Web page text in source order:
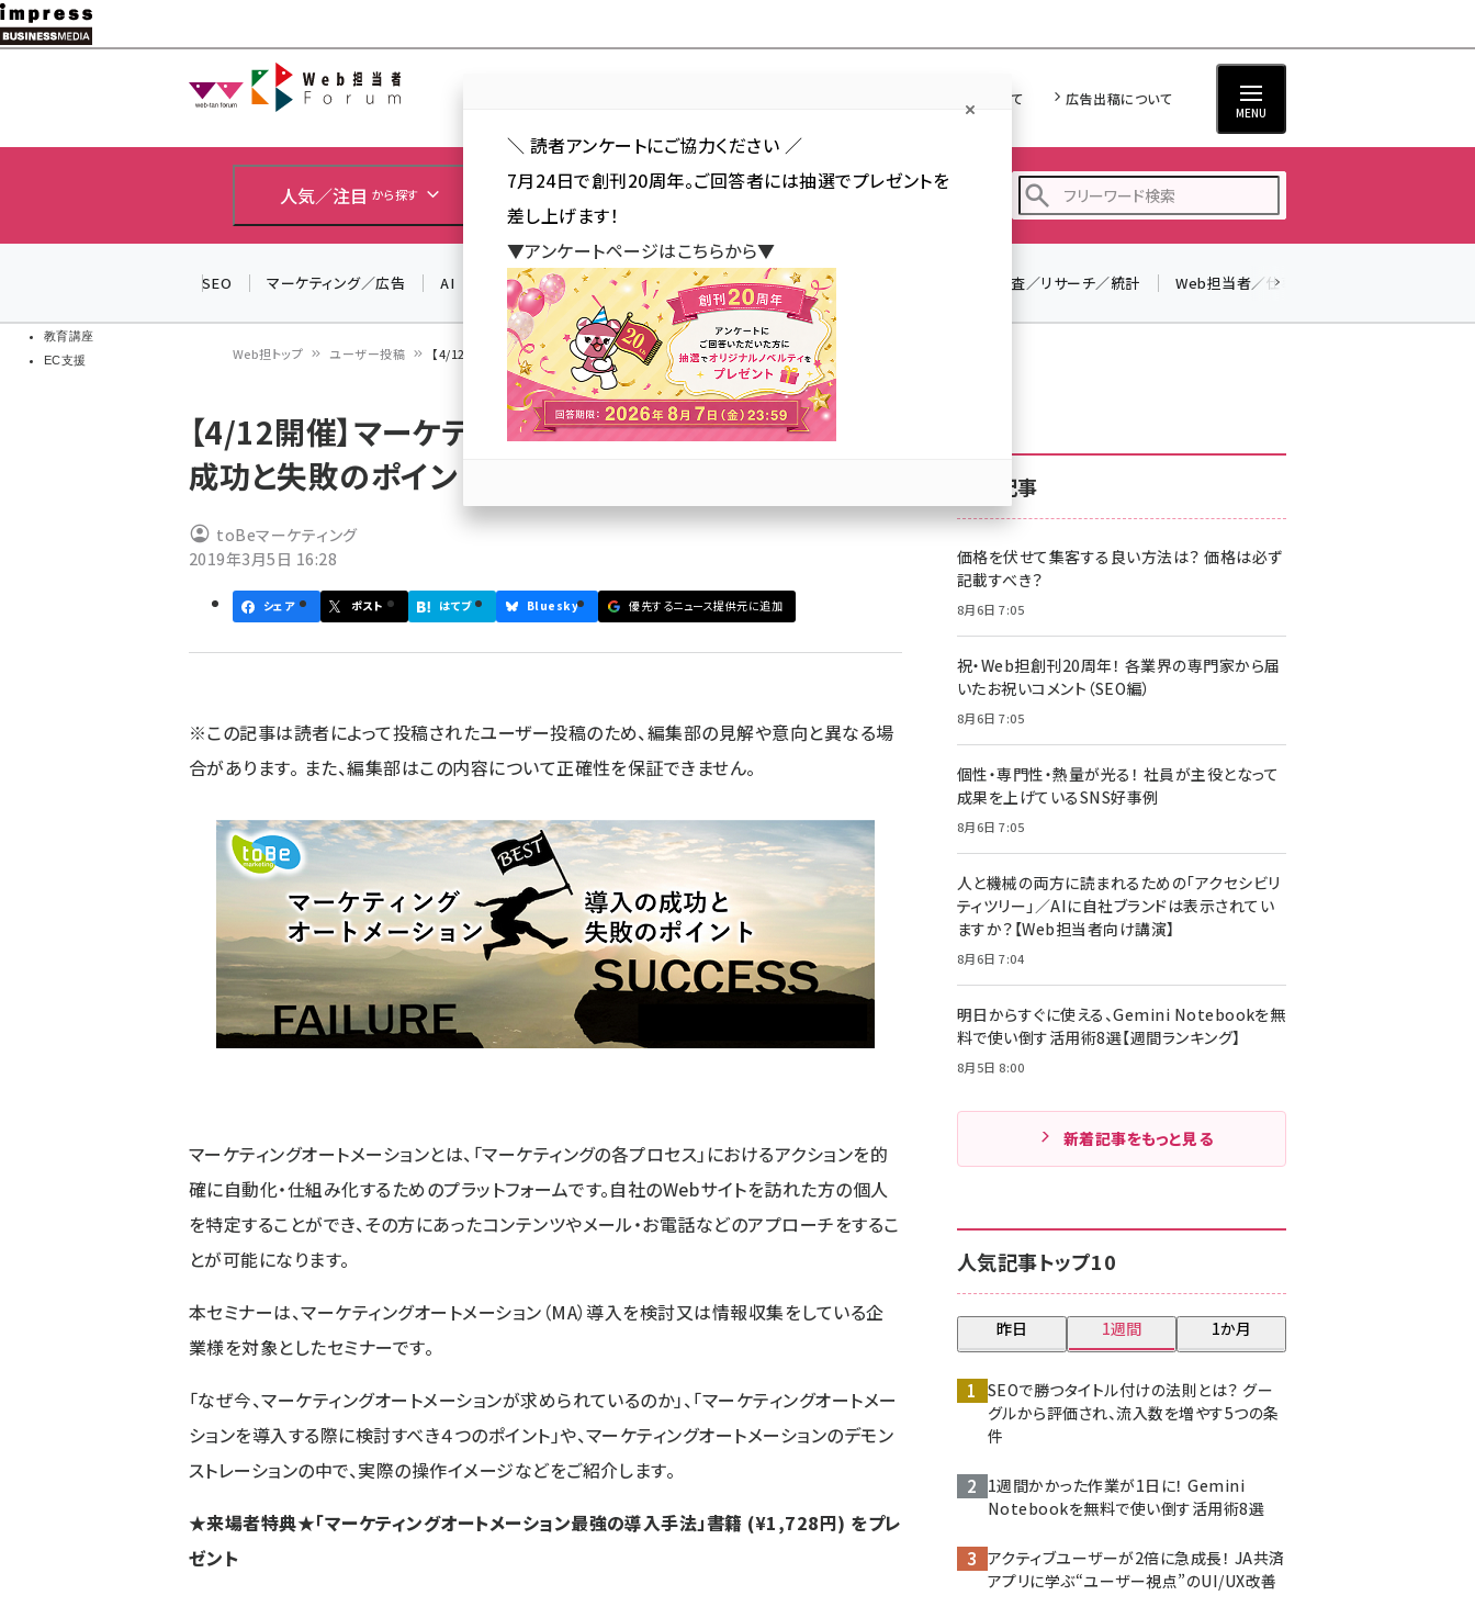
メ
イ
教育講座
EC支援
Web担当者Forum
Web担について 広告出稿について
MENU
人気／注目 から探す カテゴリ／種別 から探す セミナー／イベント から探す
z世代 (1622)
meo (1275)
SEO マーケティング／広告 AI SNS アクセス解析／データ分析 サイト制作／デザイン 調査／リサーチ／統計 Web担当者／仕事
ン
く
ず
Web担トップ ユーザー投稿 【4/12開催】マーケティングオートメーション導入の成功と失敗のポイント
【4/12開催】マーケティングオートメーション導入の
成功と失敗のポイント
toBeマーケティング
2019年3月5日 16:28
シェア ポスト はてブ Bluesky 優先するニュース提供元に追加
※この記事は読者によって投稿されたユーザー投稿のため、編集部の見解や意向と異なる場
合があります。 また、編集部はこの内容について正確性を保証できません。
マーケティングオートメーションとは、「マーケティングの各プロセス」におけるアクションを的
確に自動化・仕組み化するためのプラットフォームです。自社のWebサイトを訪れた方の個人
を特定することができ、その方にあったコンテンツやメール・お電話などのアプローチをするこ
とが可能になります。
本セミナーは、マーケティングオートメーション（MA）導入を検討又は情報収集をしている企
業様を対象としたセミナーです。
「なぜ今、マーケティングオートメーションが求められているのか」、「マーケティングオートメー
ションを導入する際に検討すべき４つのポイント」や、マーケティングオートメーションのデモン
ストレーションの中で、実際の操作イメージなどをご紹介します。
★来場者特典★「マーケティングオートメーション最強の導入手法」書籍 (¥1,728円) をプレ
ゼント
新着記事
価格を伏せて集客する良い方法は？ 価格は必ず
記載すべき？
8月6日 7:05
祝・Web担創刊20周年！ 各業界の専門家から届
いたお祝いコメント（SEO編）
8月6日 7:05
個性・専門性・熱量が光る！ 社員が主役となって
成果を上げているSNS好事例
8月6日 7:05
人と機械の両方に読まれるための「アクセシビリ
ティツリー」／AIに自社ブランドは表示されてい
ますか？【Web担当者向け講演】
8月6日 7:04
明日からすぐに使える、Gemini Notebookを無
料で使い倒す活用術8選【週間ランキング】
8月5日 8:00
新着記事をもっと見る
人気記事トップ10
昨日 1週間 1か月
SEOで勝つタイトル付けの法則とは？ グー
グルから評価され、流入数を増やす5つの条
件
1週間かかった作業が1日に！ Gemini
Notebookを無料で使い倒す活用術8選
アクティブユーザーが2倍に急成長！ JA共済
アプリに学ぶ“ユーザー視点”のUI/UX改善
＼ 読者アンケートにご協力ください ／
7月24日で創刊20周年。ご回答者には抽選でプレゼントを
差し上げます！
▼アンケートページはこちらから▼